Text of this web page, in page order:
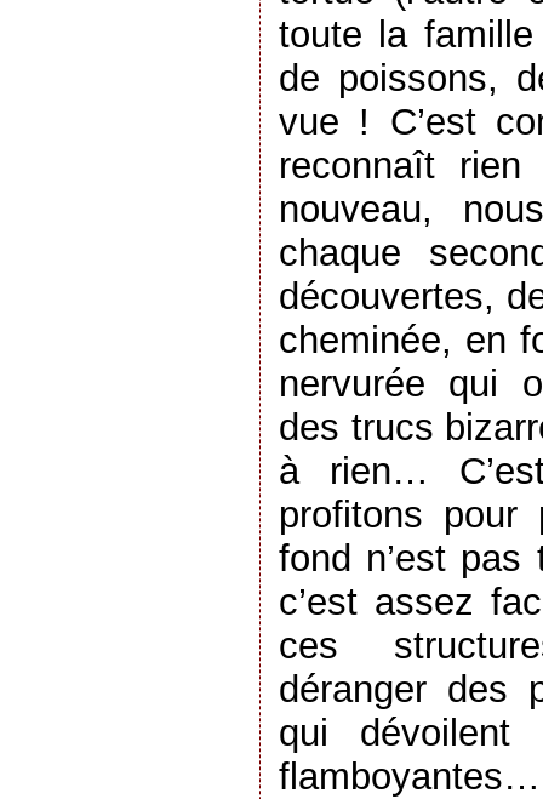
toute la
de poissons,
vue ! C’est
reconnaît
nouveau,
chaque
découvertes,
cheminée, en
nervurée qui
des trucs
à rien…
profitons pour
fond n’est
c’est assez
ces
déranger des
qui dévoilent
flamboyantes…